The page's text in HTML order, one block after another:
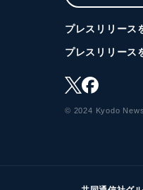
プレスリリース
プレスリリース
© 2024 Kyodo